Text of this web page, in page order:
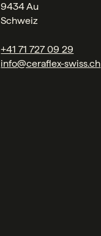
9434 Au
Schweiz
+41 71 727 09 29
info@ceraflex-swiss.ch